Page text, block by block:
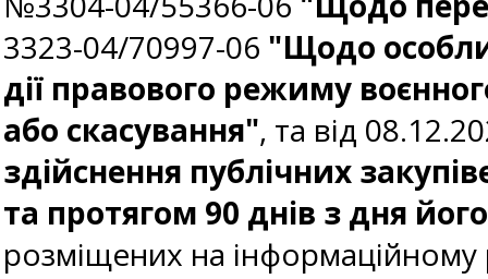
3323-04/70997-06 "Щодо
дії правового режиму
або скасування", та від
здійснення публічних
та протягом 90 днів з дня
розміщених на